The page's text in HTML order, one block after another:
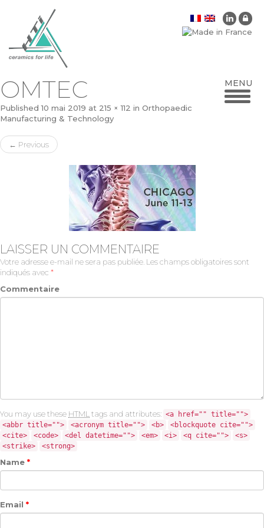
OMTEC
Published10 mai 2019 at 215 × 112 in Orthopaedic
Manufacturing & Technology
← Previous
LAISSER UN COMMENTAIRE
Votre adresse e-mail ne sera pas publiée. Les champs obligatoires sont
indiqués avec *
Commentaire
You may use these HTML tags and attributes: <a href="" title="">
<abbr title="">
<acronym title=""> <b>
<blockquote cite="">
<cite>
<code> <del datetime=""> <em> <i> <q cite="">
<s>
<strike>
<strong>
Name *
Email *